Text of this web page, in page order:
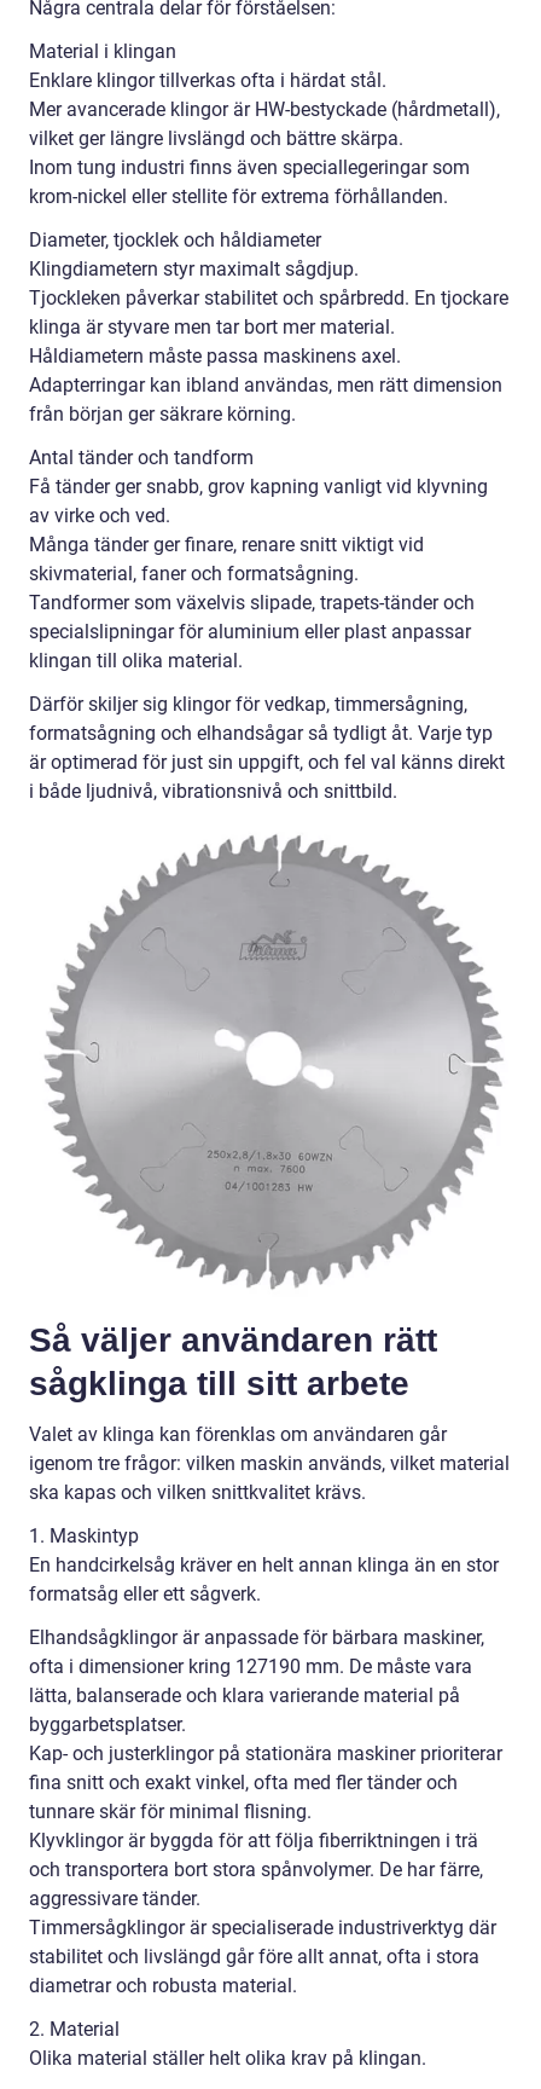
Några centrala delar för förståelsen:
Material i klingan
Enklare klingor tillverkas ofta i härdat stål.
Mer avancerade klingor är HW-bestyckade (hårdmetall),
vilket ger längre livslängd och bättre skärpa.
Inom tung industri finns även speciallegeringar som
krom-nickel eller stellite för extrema förhållanden.
Diameter, tjocklek och håldiameter
Klingdiametern styr maximalt sågdjup.
Tjockleken påverkar stabilitet och spårbredd. En tjockare
klinga är styvare men tar bort mer material.
Håldiametern måste passa maskinens axel.
Adapterringar kan ibland användas, men rätt dimension
från början ger säkrare körning.
Antal tänder och tandform
Få tänder ger snabb, grov kapning vanligt vid klyvning
av virke och ved.
Många tänder ger finare, renare snitt viktigt vid
skivmaterial, faner och formatsågning.
Tandformer som växelvis slipade, trapets-tänder och
specialslipningar för aluminium eller plast anpassar
klingan till olika material.
Därför skiljer sig klingor för vedkap, timmersågning,
formatsågning och elhandsågar så tydligt åt. Varje typ
är optimerad för just sin uppgift, och fel val känns direkt
i både ljudnivå, vibrationsnivå och snittbild.
Så väljer användaren rätt
sågklinga till sitt arbete
Valet av klinga kan förenklas om användaren går
igenom tre frågor: vilken maskin används, vilket material
ska kapas och vilken snittkvalitet krävs.
1. Maskintyp
En handcirkelsåg kräver en helt annan klinga än en stor
formatsåg eller ett sågverk.
Elhandsågklingor är anpassade för bärbara maskiner,
ofta i dimensioner kring 127190 mm. De måste vara
lätta, balanserade och klara varierande material på
byggarbetsplatser.
Kap- och justerklingor på stationära maskiner prioriterar
fina snitt och exakt vinkel, ofta med fler tänder och
tunnare skär för minimal flisning.
Klyvklingor är byggda för att följa fiberriktningen i trä
och transportera bort stora spånvolymer. De har färre,
aggressivare tänder.
Timmersågklingor är specialiserade industriverktyg där
stabilitet och livslängd går före allt annat, ofta i stora
diametrar och robusta material.
2. Material
Olika material ställer helt olika krav på klingan.